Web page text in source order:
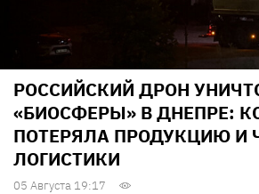
РОССИЙСКИЙ ДРОН
«БИОСФЕРЫ» В ДНЕПРЕ:
ПОТЕРЯЛА ПРОДУКЦИЮ И
ЛОГИСТИКИ
05 Августа 19:17